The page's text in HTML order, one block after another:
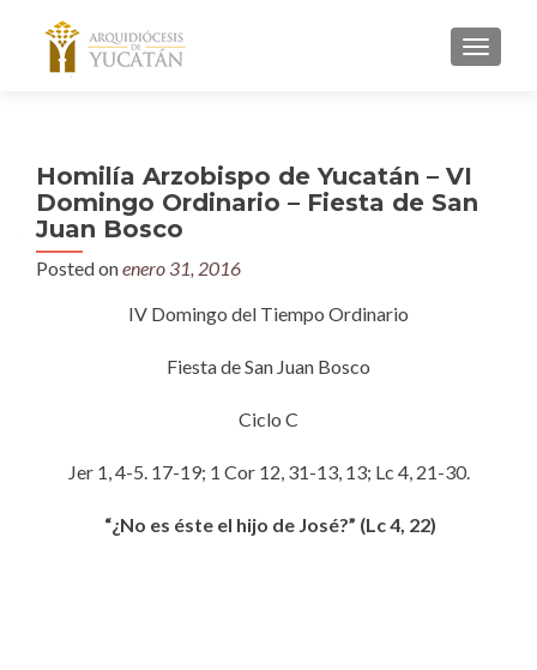
MENU
Homilía Arzobispo de Yucatán – VI
Domingo Ordinario – Fiesta de San
Juan Bosco
Posted onenero 31, 2016
IV Domingo del Tiempo Ordinario
Fiesta de San Juan Bosco
Ciclo C
Jer 1, 4-5. 17-19; 1 Cor 12, 31-13, 13; Lc 4, 21-30.
“¿No es éste el hijo de José?” (Lc 4, 22)